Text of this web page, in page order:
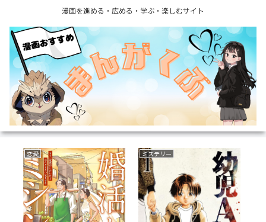
漫画を進める・広める・学ぶ・楽しむサイト
恋愛 ミステリー